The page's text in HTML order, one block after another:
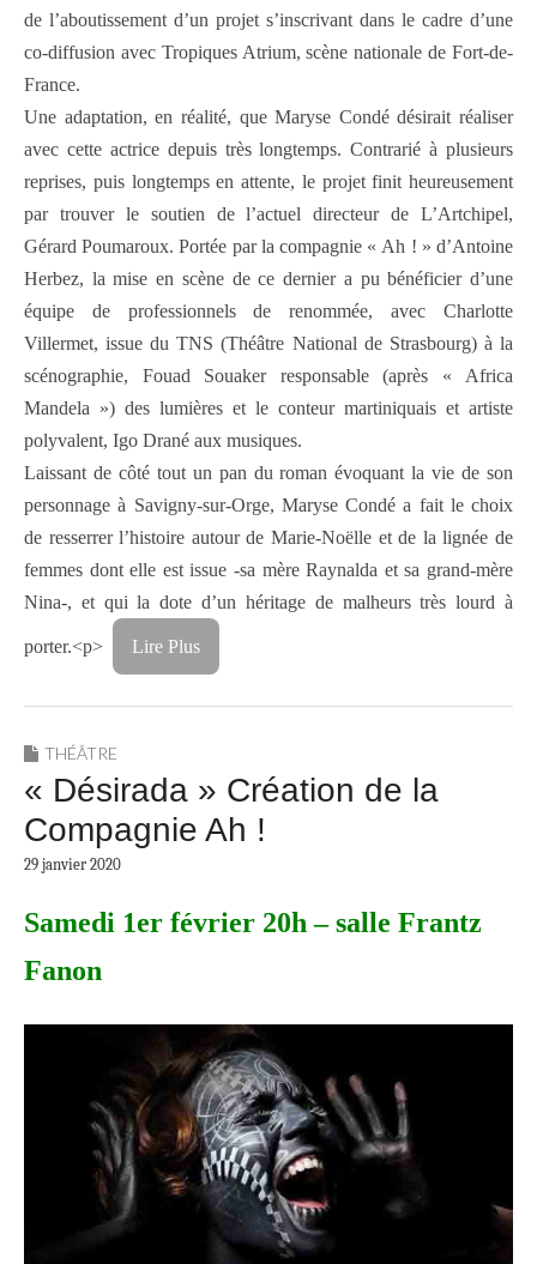
de l’aboutissement d’un projet s’inscrivant dans le cadre d’une
co-diffusion avec Tropiques Atrium, scène nationale de Fort-de-
France.
Une adaptation, en réalité, que Maryse Condé désirait réaliser
avec cette actrice depuis très longtemps. Contrarié à plusieurs
reprises, puis longtemps en attente, le projet finit heureusement
par trouver le soutien de l’actuel directeur de L’Artchipel,
Gérard Poumaroux. Portée par la compagnie « Ah ! » d’Antoine
Herbez, la mise en scène de ce dernier a pu bénéficier d’une
équipe de professionnels de renommée, avec Charlotte
Villermet, issue du TNS (Théâtre National de Strasbourg) à la
scénographie, Fouad Souaker responsable (après « Africa
Mandela ») des lumières et le conteur martiniquais et artiste
polyvalent, Igo Drané aux musiques.
Laissant de côté tout un pan du roman évoquant la vie de son
personnage à Savigny-sur-Orge, Maryse Condé a fait le choix
de resserrer l’histoire autour de Marie-Noëlle et de la lignée de
femmes dont elle est issue -sa mère Raynalda et sa grand-mère
Nina-, et qui la dote d’un héritage de malheurs très lourd à
porter.<p> Lire Plus
THÉÂTRE
« Désirada » Création de la
Compagnie Ah !
29 janvier 2020
Samedi 1er février 20h – salle Frantz
Fanon